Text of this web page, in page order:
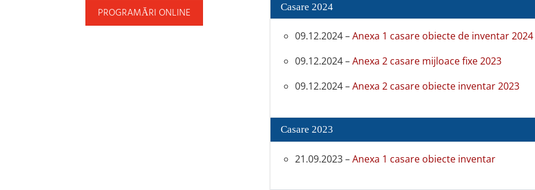
PROGRAMĂRI ONLINE Casare 2024
09.12.2024 –Anexa 1 casare obiecte de inventar 2024
09.12.2024 –Anexa 2 casare mijloace fixe 2023
09.12.2024 –Anexa 2 casare obiecte inventar 2023
Casare 2023
21.09.2023 –Anexa 1 casare obiecte inventar